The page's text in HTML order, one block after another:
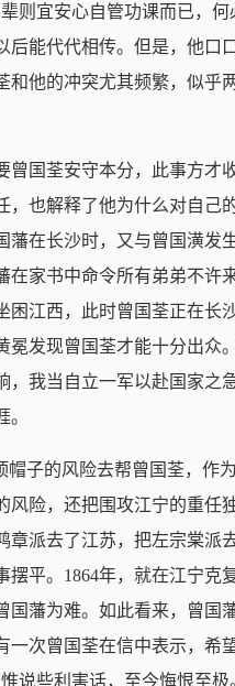
则宜安心自管功课而已，何
能代代相传。但是，他口
他的冲突尤其频繁，似乎
曾国荃安守本分，此事方才
也解释了他为什么对自己
藩在长沙时，又与曾国潢发
家书中命令所有弟弟不许
江西，此时曾国荃正在长
发现曾国荃才能十分出众
我当自立一军以赴国家之
子的风险去帮曾国荃，作
险，还把围攻江宁的重任
派去了江苏，把左宗棠派
平。1864年，就在江宁克
藩为难。如此看来，曾国
次曾国荃在信中表示，希
说些利害话，至今悔恨至极